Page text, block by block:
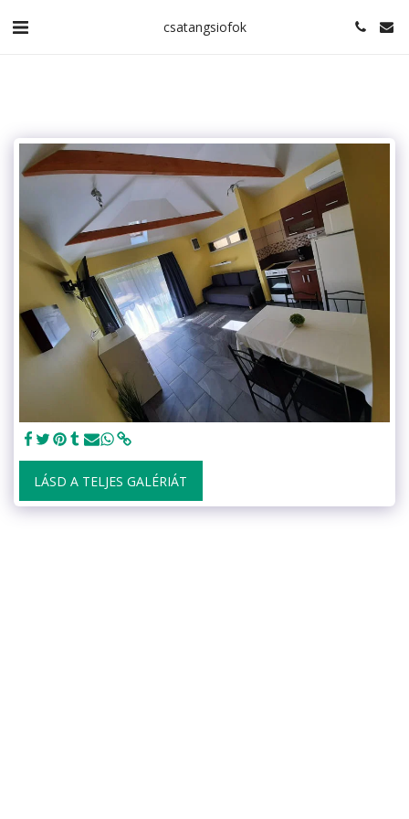
csatangsiofok
LÁSD A TELJES GALÉRIÁT